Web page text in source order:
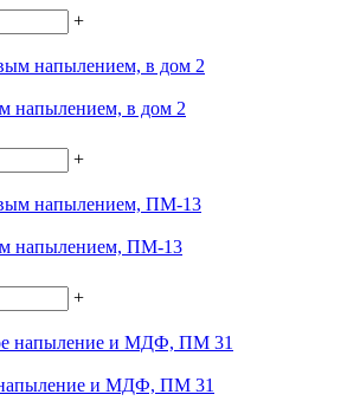
+
напылением, в дом 2
+
напылением, ПМ-13
+
напыление и МДФ, ПМ 31